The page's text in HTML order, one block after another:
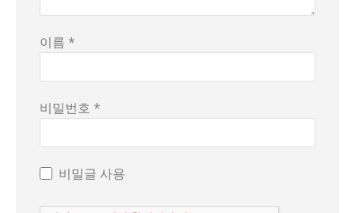
이름 *
비밀번호 *
비밀글 사용